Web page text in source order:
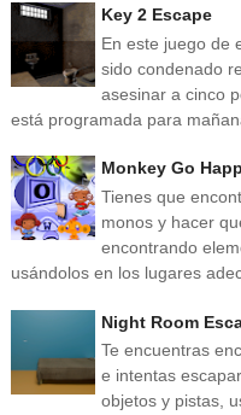
Key 2 Escape
En este juego de
sido condenado
asesinar a cinco
está programada para
Monkey Go
Tienes que
monos y hacer
encontrando
usándolos en los lugares
Night Room
Te encuentras
e intentas
objetos y pistas,